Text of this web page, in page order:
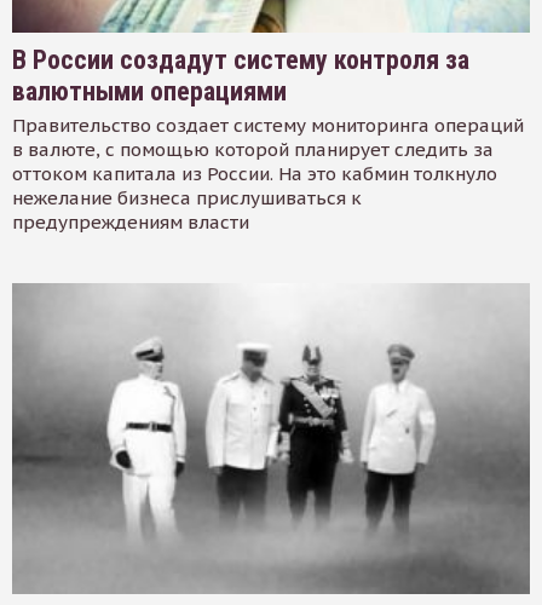
В России создадут систему контроля за
валютными операциями
Правительство создает систему мониторинга операций
в валюте, с помощью которой планирует следить за
оттоком капитала из России. На это кабмин толкнуло
нежелание бизнеса прислушиваться к
предупреждениям власти